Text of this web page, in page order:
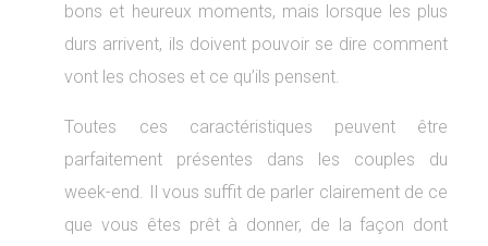
bons et heureux moments, mais lorsque les plus
durs arrivent, ils doivent pouvoir se dire comment
vont les choses et ce qu’ils pensent.
Toutes ces caractéristiques peuvent être
parfaitement présentes dans les couples du
week-end. Il vous suffit de parler clairement de ce
que vous êtes prêt à donner, de la façon dont